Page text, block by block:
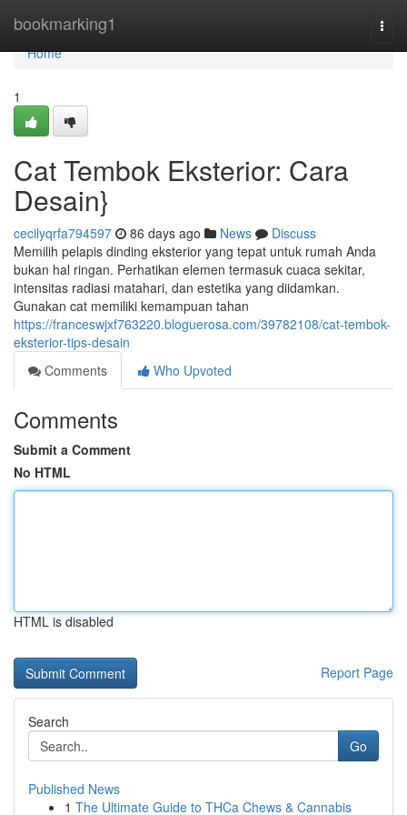
bookmarking1
Home
Home
1
Cat Tembok Eksterior: Cara
Desain}
cecilyqrfa794597 86 days ago News
Discuss
Memilih pelapis dinding eksterior yang tepat untuk rumah Anda
bukan hal ringan. Perhatikan elemen termasuk cuaca sekitar,
intensitas radiasi matahari, dan estetika yang diidamkan.
Gunakan cat memiliki kemampuan tahan
https://franceswjxf763220.bloguerosa.com/39782108/cat-tembok-
eksterior-tips-desain
Comments
Who Upvoted
Comments
Submit a Comment
No HTML
HTML is disabled
Report Page
Search
Go
Published News
1 The Ultimate Guide to THCa Chews & Cannabis